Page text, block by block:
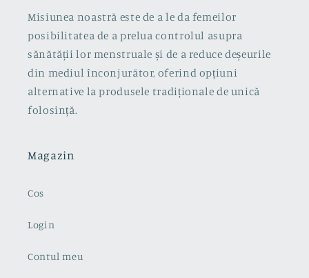
Misiunea noastră este de a le da femeilor
posibilitatea de a prelua controlul asupra
sănătății lor menstruale și de a reduce deșeurile
din mediul înconjurător, oferind opțiuni
alternative la produsele tradiționale de unică
folosință.
Magazin
Cos
Login
Contul meu